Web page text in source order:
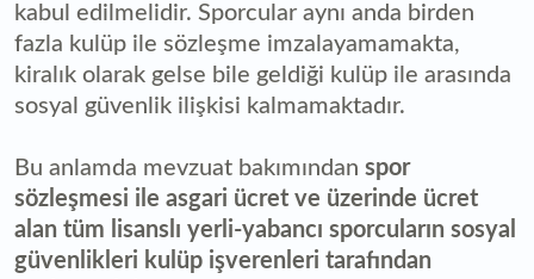
kabul edilmelidir. Sporcular aynı anda birden
fazla kulüp ile sözleşme imzalayamamakta,
kiralık olarak gelse bile geldiği kulüp ile arasında
sosyal güvenlik ilişkisi kalmamaktadır.
Bu anlamda mevzuat bakımından spor
sözleşmesi ile asgari ücret ve üzerinde ücret
alan tüm lisanslı yerli-yabancı sporcuların sosyal
güvenlikleri kulüp işverenleri tarafından